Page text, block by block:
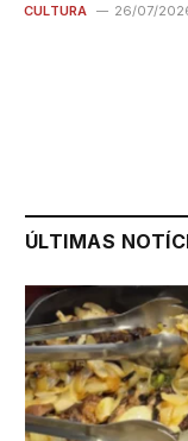
CULTURA 26/07/
ÚLTIMAS